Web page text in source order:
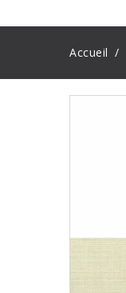
Accueil